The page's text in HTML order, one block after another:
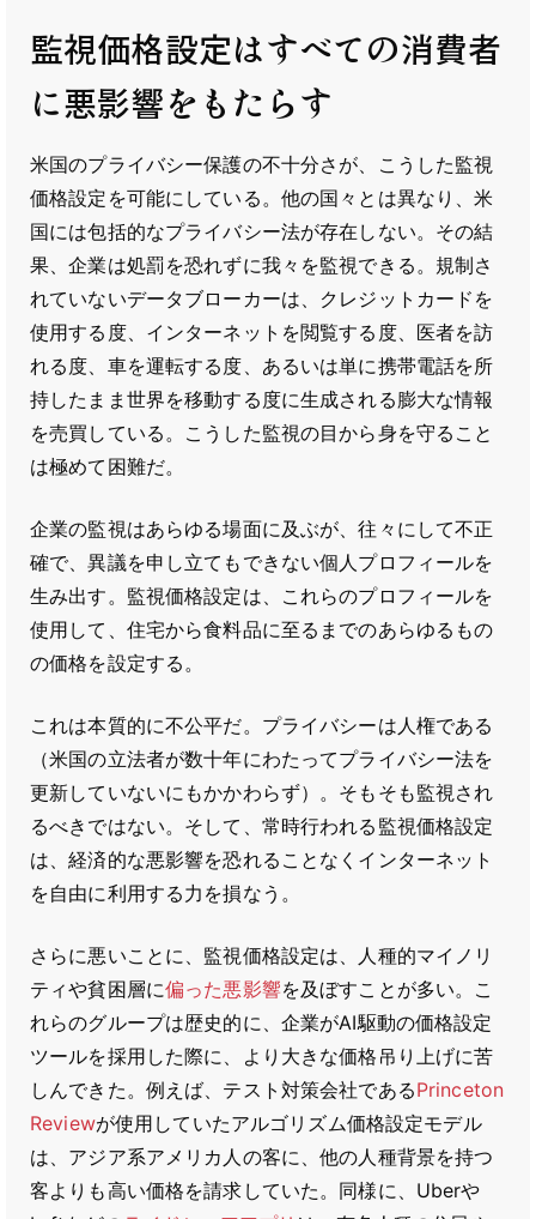
監視価格設定はすべての消費者
に悪影響をもたらす
米国のプライバシー保護の不十分さが、こうした監視
価格設定を可能にしている。他の国々とは異なり、米
国には包括的なプライバシー法が存在しない。その結
果、企業は処罰を恐れずに我々を監視できる。規制さ
れていないデータブローカーは、クレジットカードを
使用する度、インターネットを閲覧する度、医者を訪
れる度、車を運転する度、あるいは単に携帯電話を所
持したまま世界を移動する度に生成される膨大な情報
を売買している。こうした監視の目から身を守ること
は極めて困難だ。
企業の監視はあらゆる場面に及ぶが、往々にして不正
確で、異議を申し立てもできない個人プロフィールを
生み出す。監視価格設定は、これらのプロフィールを
使用して、住宅から食料品に至るまでのあらゆるもの
の価格を設定する。
これは本質的に不公平だ。プライバシーは人権である
（米国の立法者が数十年にわたってプライバシー法を
更新していないにもかかわらず）。そもそも監視され
るべきではない。そして、常時行われる監視価格設定
は、経済的な悪影響を恐れることなくインターネット
を自由に利用する力を損なう。
さらに悪いことに、監視価格設定は、人種的マイノリ
ティや貧困層に偏った悪影響を及ぼすことが多い。こ
れらのグループは歴史的に、企業がAI駆動の価格設定
ツールを採用した際に、より大きな価格吊り上げに苦
しんできた。例えば、テスト対策会社であるPrinceton
Reviewが使用していたアルゴリズム価格設定モデル
は、アジア系アメリカ人の客に、他の人種背景を持つ
客よりも高い価格を請求していた。同様に、Uberや